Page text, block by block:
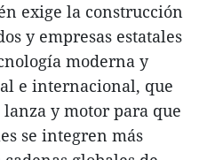
exige la construcción
y empresas estatales
moderna y
e internacional, que
y motor para que
se integren más